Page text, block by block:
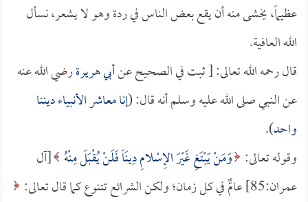
عظيماً، يخشى منه أن يقع بعض الناس في ردة وهو لا يشعر، نسأل
الله العافية.
قال رحمه الله تعالى: [ ثبت في الصحيح عنأبي هريرةرضي الله عنه
عن النبي صلى الله عليه وسلم أنه قال: (إنا معاشر الأنبياء ديننا
واحد).
وقوله تعالى: وَمَنْ يَبْتَغِ غَيْرَ الإِسْلامِ دِينَاً فَلَنْ يُقْبَلَ مِنْهُ [آل
عمران:85] عامٌّ في كل زمان؛ ولكن الشرائع تتنوع كما قال تعالى: